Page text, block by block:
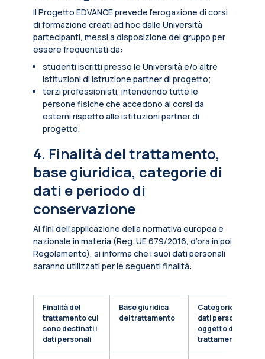
Il Progetto EDVANCE prevede l’erogazione di corsi
di formazione creati ad hoc dalle Università
partecipanti, messi a disposizione del gruppo per
essere frequentati da:
studenti iscritti presso le Università e/o altre
istituzioni di istruzione partner di progetto;
terzi professionisti, intendendo tutte le
persone fisiche che accedono ai corsi da
esterni rispetto alle istituzioni partner di
progetto.
4. Finalità del trattamento,
base giuridica, categorie di
dati e periodo di
conservazione
Ai fini dell’applicazione della normativa europea e
nazionale in materia (Reg. UE 679/2016, d’ora in poi
Regolamento), si informa che i suoi dati personali
saranno utilizzati per le seguenti finalità:
Finalità del
trattamento cui
sono destinati i
dati personali
Base giuridica
del trattamento
Categorie di
dati personali
oggetto di
trattamento